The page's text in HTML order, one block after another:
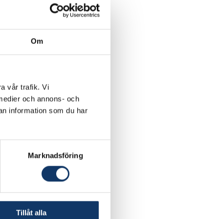
Om
vår trafik. Vi
och annons- och
information som du har
Marknadsföring
Tillåt alla
krisens
uppoffringar.
industri att
andra länder.
efter krisen. Det
olika områden. Att